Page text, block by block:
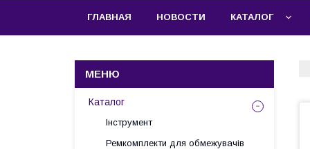
ГЛАВНАЯ НОВОСТИ КАТАЛОГ
Каталог
Інструмент
Ремкомплекти для обмежувачів